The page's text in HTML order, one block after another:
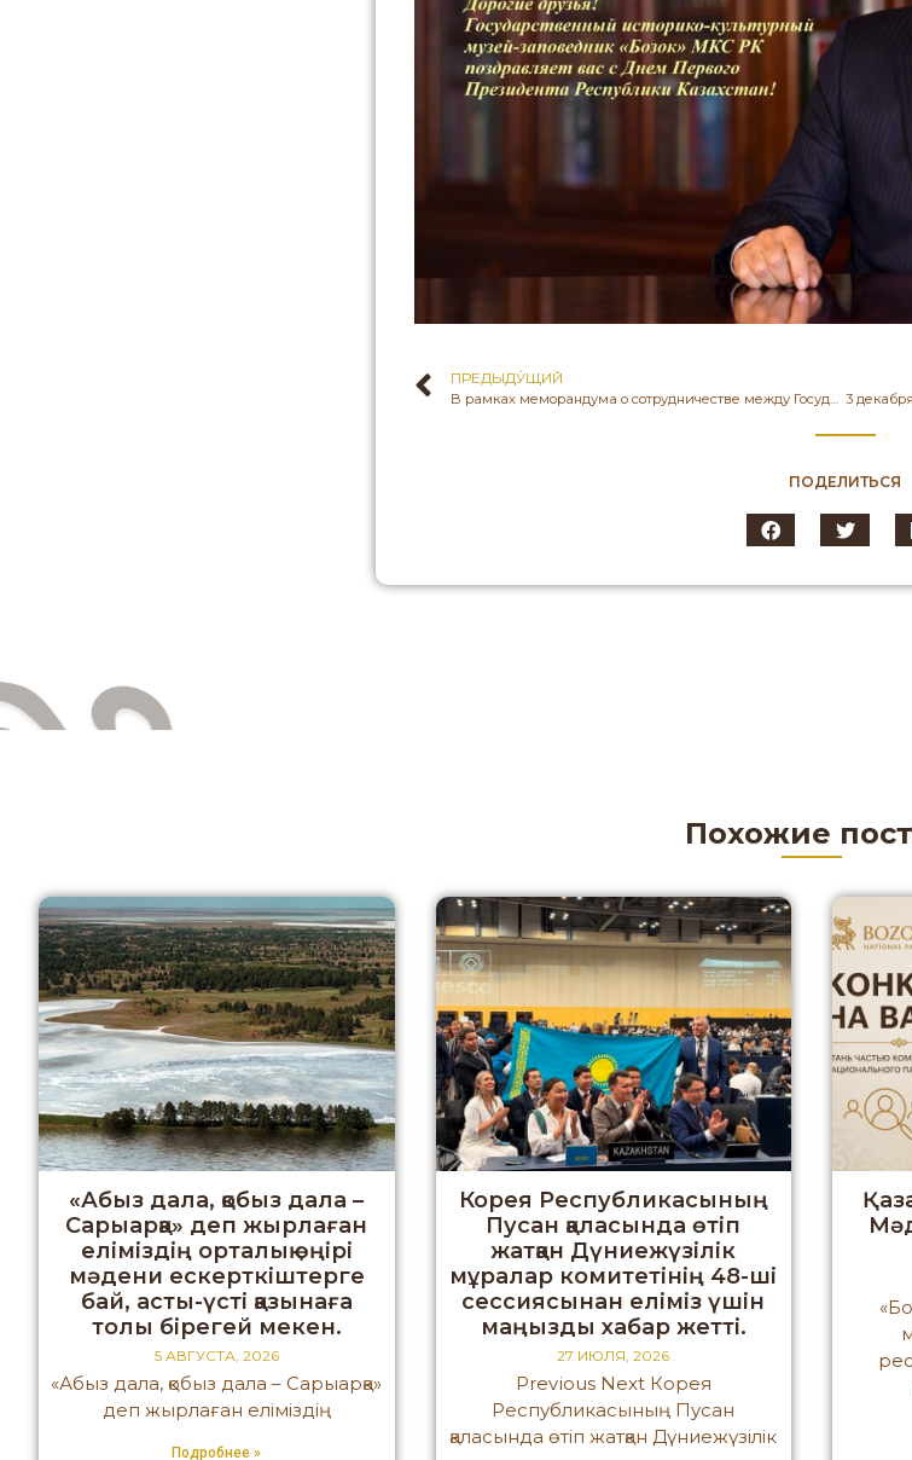
ПРЕДЫДУ́ЩИЙ
В рамках меморандума о сотрудничестве между Государственным историко-культурным музее-заповедником «Бозок» и Евразийским национальным университетом им. Л. Н. Гумилева З. Сураганова, ведущий научный сотрудник, кандидат исторических наук приглашена в качестве эксперта образовательных программ на встречу со студентами, магистрантами и докторантами кафедры философии Евразийского национального университета им. Л. Н. Гумилева.
ПОДЕЛИТЬСЯ
Похожие
«Абыз дала, қобыз дала –
Сарыарқа» деп жырлаған
еліміздің орталық өңірі
мәдени ескерткіштерге
бай, асты-үсті қазынаға
толы бірегей мекен.
5 АВГУСТА, 2026
«Абыз дала, қобыз дала – Сарыарқа»
деп жырлаған еліміздің
Подробнее »
Корея Республикасының
Пусан қаласында өтіп
жатқан Дүниежүзілік
мұралар комитетінің 48-ші
сессиясынан еліміз үшін
маңызды хабар жетті.
27 ИЮЛЯ, 2026
Previous Next Корея
Республикасының Пусан
қаласында өтіп жатқан Дүниежүзілік